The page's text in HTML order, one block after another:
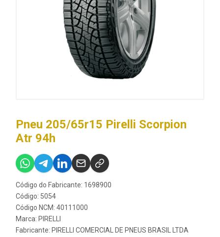
Pneu 205/65r15 Pirelli Scorpion
Atr 94h
Código do Fabricante: 1698900
Código: 5054
Código NCM: 40111000
Marca: PIRELLI
Fabricante: PIRELLI COMERCIAL DE PNEUS BRASIL LTDA